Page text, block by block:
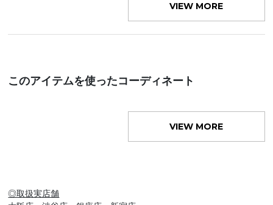
VIEW MORE
このアイテムを使ったコーディネート
VIEW MORE
◎取扱実店舗